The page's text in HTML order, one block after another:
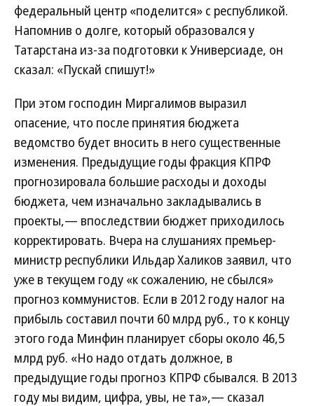
федеральный центр «поделится» с республикой.
Напомнив о долге, который образовался у
Татарстана из-за подготовки к Универсиаде, он
сказал: «Пускай спишут!»
При этом господин Миргалимов выразил
опасение, что после принятия бюджета
ведомство будет вносить в него существенные
изменения. Предыдущие годы фракция КПРФ
прогнозировала большие расходы и доходы
бюджета, чем изначально закладывались в
проекты,— впоследствии бюджет приходилось
корректировать. Вчера на слушаниях премьер-
министр республики Ильдар Халиков заявил, что
уже в текущем году «к сожалению, не сбылся»
прогноз коммунистов. Если в 2012 году налог на
прибыль составил почти 60 млрд руб., то к концу
этого года Минфин планирует сборы около 46,5
млрд руб. «Но надо отдать должное, в
предыдущие годы прогноз КПРФ сбывался. В 2013
году мы видим, цифра, увы, не та»,— сказал